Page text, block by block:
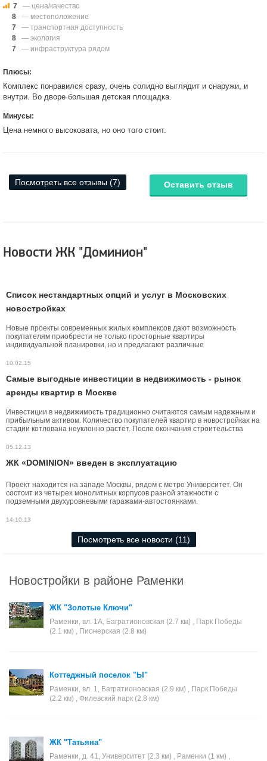
7
— цена/качество
8
— местоположение
7
— транспортная доступность
8
— экология
7
— инфраструктура рядом
Плюсы:
Комплекс понравился сразу, очень солидно выглядит и снаружи, и
внутри. Во дворе большая детская площадка.
Минусы:
Цена немного высоковата, но оно того стоит.
Посмотреть все отзывы (7) Оставить отзыв
Новости ЖК "Доминион"
Список нестандартных опций и услуг в Московских
новостройках
Новые проекты современных жилых комплексов дают возможность
покупателям приобрести не только просторные квартиры
индивидуальной планировки, но и предлагают различные
10.02.15
Самые выгодные инвестиции в недвижимость - рынок
аренды квартир в Москве
Инвестиции в недвижимость традиционно считаются самым надежным и
прибыльным активом. Количество покупателей квартир в новостройках на
стадии котлована неуклонно растет. После окончания строительства
аренду.
05.12.13
ЖК «DOMINION» введен в эксплуатацию
Проект находится на западе Москвы, рядом с метро Университет. Он
состоит из четырех монолитных корпусов разной этажности с
подземными двухуровневыми гаражами-автостоянками.
14.10.13
Посмотреть все новости (11)
Новостройки в районе Раменки
ЖК "Золотые Ключи"
Раменки, вл. 1А, Багратионовская (2.7 км) , Парк Победы
(2.1 км) , Пионерская (2.8 км)
Коттеджный поселок "Ы"
Раменки, вл. 1, Багратионовская (2.9 км) , Парк Победы
(2.2 км) , Филевский парк (2.8 км)
ЖК "Татьяна"
Раменки, д. 41, Университет (2.3 км) , Раменки (1 км) ,